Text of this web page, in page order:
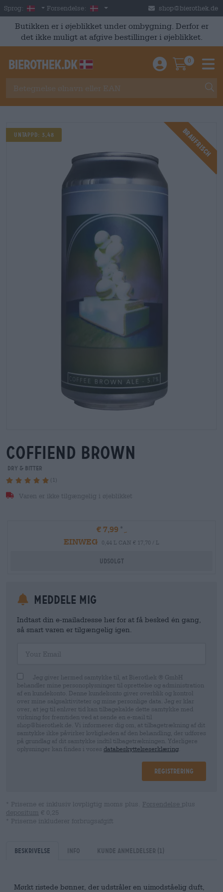
Skip to main content
Sprog: Danish
Forsendelse: Danmark shop@bierothek.de
Butikken er i øjeblikket under ombygning. Derfor er
det ikke muligt at afgive bestillinger i øjeblikket.
Einloggen /
0
Braufrisch
UNTAPPD: 3,48
coffiend brown
Dry & Bitter
(1)
Varen er ikke tilgængelig i øjeblikket
€ 7,99
EINWEG
0,44 L CAN € 17,70 / L
Udsolgt
meddele mig
Indtast din e-mailadresse her for at få besked én gang,
så snart varen er tilgængelig igen.
Jeg giver hermed samtykke til, at Bierothek ® GmbH
behandler mine personoplysninger til oprettelse og administration
af en kundekonto. Denne kundekonto giver overblik og kontrol
over mine salgsaktiviteter og mine personlige data. Jeg er klar
over, at jeg til enhver tid kan tilbagekalde dette samtykke med
virkning for fremtiden ved at sende en e-mail til
shop@bierothek.de. Vi informerer dig om, at tilbagetrækning af dit
samtykke ikke påvirker lovligheden af ​​den behandling, der udføres
på grundlag af dit samtykke indtil tilbagetrækningen. Yderligere
oplysninger kan findes i vores databeskyttelseserklæring
Registrering
* Priserne er inklusiv lovpligtig moms plus. Forsendelse plus
depositum € 0,25
* Priserne inkluderer forbrugsafgift
Beskrivelse Info kunde anmeldelser (1)
Mørkt ristede bønner, der udstråler en uimodståelig duft,